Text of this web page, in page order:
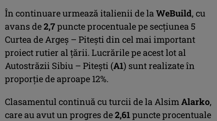
În continuare urmează italienii de la WeBuild, cu
avans de2,7puncte procentuale pe secțiunea 5
Curtea de Argeș – Pitești din cel mai important
proiect rutier al țării. Lucrările pe acest lot al
Autostrăzii Sibiu – Pitești (A1) sunt realizate în
proporție de aproape 12%.
Clasamentul continuă cu turcii de la Alsim Alarko,
care au avut un progres de2,61puncte procentuale